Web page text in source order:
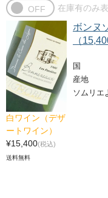
店舗概要・送料
ソムリエ紹介と生ま
年号一覧へ
Q&A
当店独自のサービス！
名入れが出来ない理由
完売ワインのお問合
白ワイン（デザ
ートワイン）
¥15,400(税込)
送料無料
ボンヌ
（
国
産地
ソムリエ